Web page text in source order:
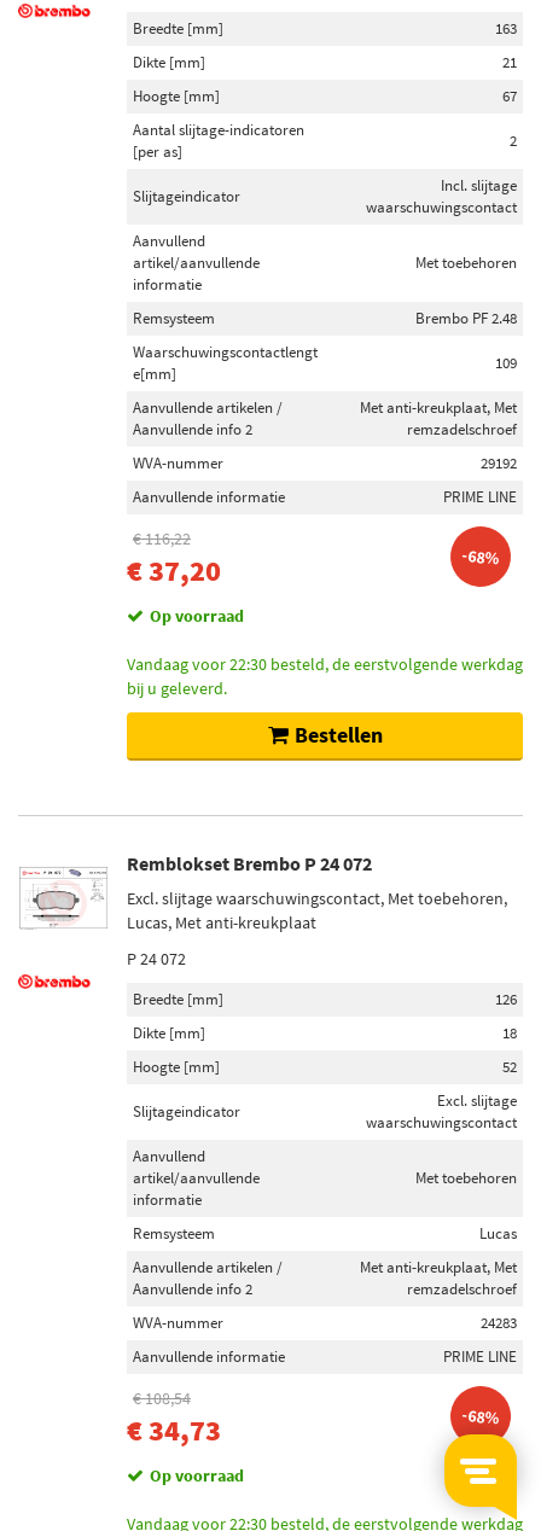
Breedte [mm]
163
Dikte [mm]
21
Hoogte [mm]
67
Aantal slijtage-indicatoren
[per as]
2
Slijtageindicator
Incl. slijtage
waarschuwingscontact
Aanvullend
artikel/aanvullende
informatie
Met toebehoren
Remsysteem
Brembo PF 2.48
Waarschuwingscontactlengt
e[mm]
109
Aanvullende artikelen /
Aanvullende info 2
Met anti-kreukplaat, Met
remzadelschroef
WVA-nummer
29192
Aanvullende informatie
PRIME LINE
€ 116,22
€ 37,20 -68%
Op voorraad
Vandaag voor 22:30 besteld, de eerstvolgende werkdag
bij u geleverd.
Bestellen
Remblokset Brembo P 24 072
Excl. slijtage waarschuwingscontact, Met toebehoren,
Lucas, Met anti-kreukplaat
P 24 072
Breedte [mm]
126
Dikte [mm]
18
Hoogte [mm]
52
Slijtageindicator
Excl. slijtage
waarschuwingscontact
Aanvullend
artikel/aanvullende
informatie
Met toebehoren
Remsysteem
Lucas
Aanvullende artikelen /
Aanvullende info 2
Met anti-kreukplaat, Met
remzadelschroef
WVA-nummer
24283
Aanvullende informatie
PRIME LINE
€ 108,54
€ 34,73 -68%
Op voorraad
Vandaag voor 22:30 besteld, de eerstvolgende werkdag